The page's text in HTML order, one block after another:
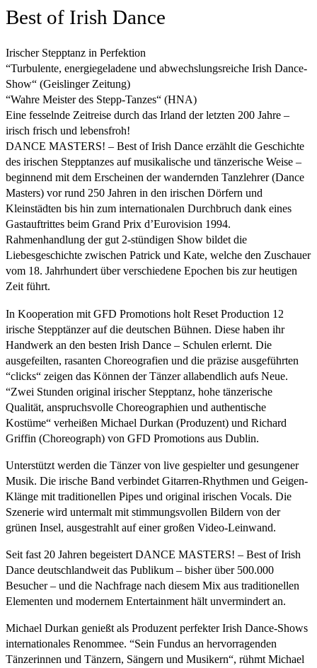
Best of Irish Dance
Irischer Stepptanz in Perfektion
“Turbulente, energiegeladene und abwechslungsreiche Irish Dance-
Show“ (Geislinger Zeitung)
“Wahre Meister des Stepp-Tanzes“ (HNA)
Eine fesselnde Zeitreise durch das Irland der letzten 200 Jahre –
irisch frisch und lebensfroh!
DANCE MASTERS! – Best of Irish Dance erzählt die Geschichte
des irischen Stepptanzes auf musikalische und tänzerische Weise –
beginnend mit dem Erscheinen der wandernden Tanzlehrer (Dance
Masters) vor rund 250 Jahren in den irischen Dörfern und
Kleinstädten bis hin zum internationalen Durchbruch dank eines
Gastauftrittes beim Grand Prix d’Eurovision 1994.
Rahmenhandlung der gut 2-stündigen Show bildet die
Liebesgeschichte zwischen Patrick und Kate, welche den Zuschauer
vom 18. Jahrhundert über verschiedene Epochen bis zur heutigen
Zeit führt.
In Kooperation mit GFD Promotions holt Reset Production 12
irische Stepptänzer auf die deutschen Bühnen. Diese haben ihr
Handwerk an den besten Irish Dance – Schulen erlernt. Die
ausgefeilten, rasanten Choreografien und die präzise ausgeführten
“clicks“ zeigen das Können der Tänzer allabendlich aufs Neue.
“Zwei Stunden original irischer Stepptanz, hohe tänzerische
Qualität, anspruchsvolle Choreographien und authentische
Kostüme“ verheißen Michael Durkan (Produzent) und Richard
Griffin (Choreograph) von GFD Promotions aus Dublin.
Unterstützt werden die Tänzer von live gespielter und gesungener
Musik. Die irische Band verbindet Gitarren-Rhythmen und Geigen-
Klänge mit traditionellen Pipes und original irischen Vocals. Die
Szenerie wird untermalt mit stimmungsvollen Bildern von der
grünen Insel, ausgestrahlt auf einer großen Video-Leinwand.
Seit fast 20 Jahren begeistert DANCE MASTERS! – Best of Irish
Dance deutschlandweit das Publikum – bisher über 500.000
Besucher – und die Nachfrage nach diesem Mix aus traditionellen
Elementen und modernem Entertainment hält unvermindert an.
Michael Durkan genießt als Produzent perfekter Irish Dance-Shows
internationales Renommee. “Sein Fundus an hervorragenden
Tänzerinnen und Tänzern, Sängern und Musikern“, rühmt Michael